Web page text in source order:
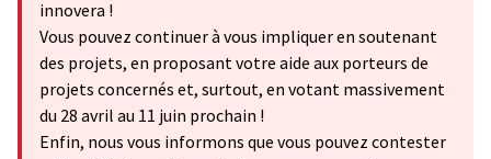
innovera !
Vous pouvez continuer à vous impliquer en soutenant
des projets, en proposant votre aide aux porteurs de
projets concernés et, surtout, en votant massivement
du 28 avril au 11 juin prochain !
Enfin, nous vous informons que vous pouvez contester